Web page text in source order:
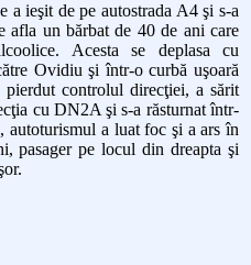
a ieşit de pe autostrada A4 şi s-a
afla un bărbat de 40 de ani care
Acesta se deplasa cu
Ovidiu şi într-o curbă uşoară
controlul direcţiei, a sărit
cu DN2A şi s-a răsturnat într-
a luat foc şi a ars în
pasager pe locul din dreapta şi